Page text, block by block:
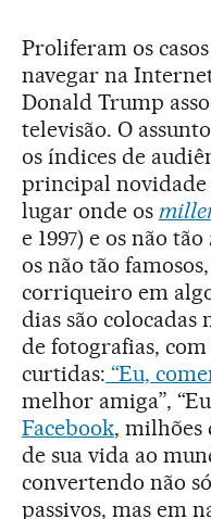
Proliferam os
navegar na
Donald Trump
televisão. O
os índices de
principal novidade
lugar onde os
e 1997) e os não tão
os não tão
corriqueiro em
dias são colocadas
de fotografias,
curtidas: “Eu,
melhor amiga”,
Facebook, milhões
de sua vida ao
convertendo não
passivos, mas em